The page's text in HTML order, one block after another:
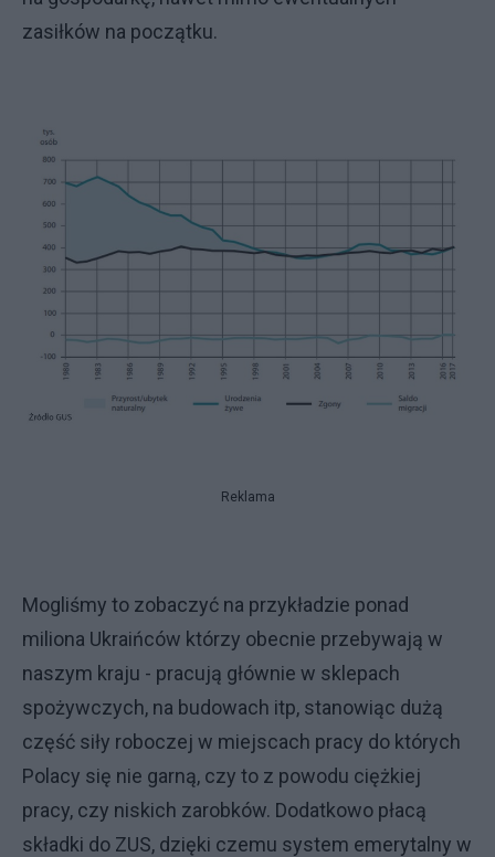
zasiłków na początku.
Reklama
Mogliśmy to zobaczyć na przykładzie ponad
miliona Ukraińców którzy obecnie przebywają w
naszym kraju - pracują głównie w sklepach
spożywczych, na budowach itp, stanowiąc dużą
część siły roboczej w miejscach pracy do których
Polacy się nie garną, czy to z powodu ciężkiej
pracy, czy niskich zarobków. Dodatkowo płacą
składki do ZUS, dzięki czemu system emerytalny w